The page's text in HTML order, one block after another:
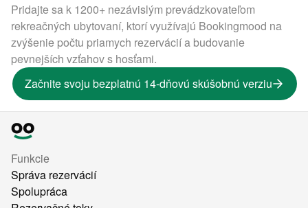
Pridajte sa k 1200+ nezávislým prevádzkovateľom
rekreačných ubytovaní, ktorí využívajú Bookingmood na
zvýšenie počtu priamych rezervácií a budovanie
pevnejších vzťahov s hosťami.
Začnite svoju bezplatnú 14-dňovú skúšobnú verziu
Funkcie
Správa rezervácií
Spolupráca